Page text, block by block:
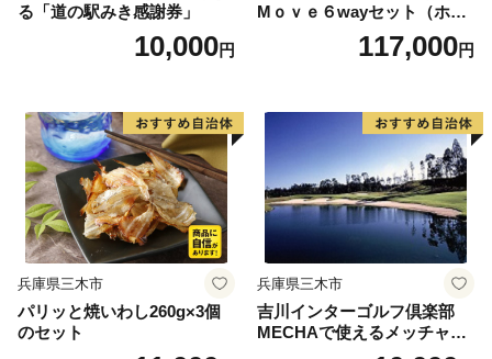
る「道の駅みき感謝券」
10,000円
Mｏｖｅ６wayセット（ホワ
117,000円
兵庫県三木市
パリッと焼いわし260g×3個
のセット
兵庫県三木市
吉川インターゴルフ倶楽部
MECHAで使えるメッチャマ
ネー（3,000円分）